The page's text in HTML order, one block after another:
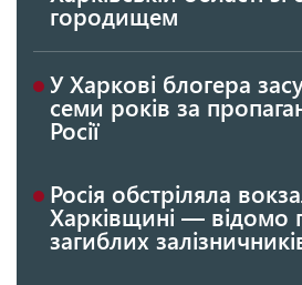
городищем
У Харкові блогера
семи років за
Росії
Росія обстріляла
Харківщині — відомо
загиблих